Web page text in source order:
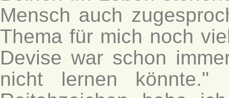
Mensch auch
Thema für mich noch
Devise war schon
nicht lernen könnte."